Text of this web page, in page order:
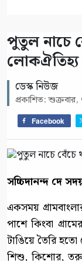
পুতুল নাচে
লোকঐতিহ্য
ডেস্ক নিউজ
প্রকাশিত:
Facebook
সচ্চিদানন্দ দে
একসময়
পাশে কিংবা
টাঙিয়ে তৈরি হতো
শিশু, কিশোর,